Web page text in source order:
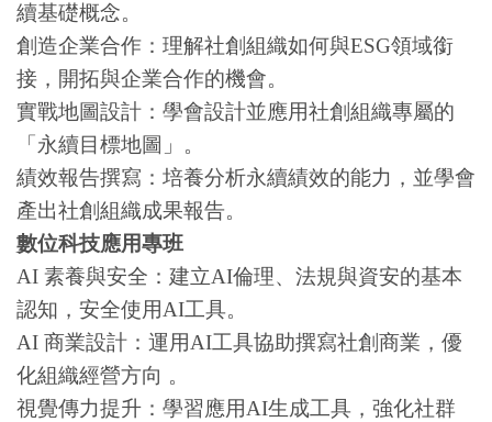
續基礎概念。
創造企業合作：理解社創組織如何與ESG領域銜
接，開拓與企業合作的機會。
實戰地圖設計：學會設計並應用社創組織專屬的
「永續目標地圖」。
績效報告撰寫：培養分析永續績效的能力，並學會
產出社創組織成果報告。
數位科技應用專班
AI 素養與安全：建立AI倫理、法規與資安的基本
認知，安全使用AI工具。
AI 商業設計：運用AI工具協助撰寫社創商業，優
化組織經營方向 。
視覺傳力提升：學習應用AI生成工具，強化社群